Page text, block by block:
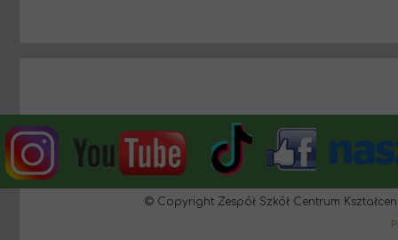
© Copyright Zespół Szkół Centrum